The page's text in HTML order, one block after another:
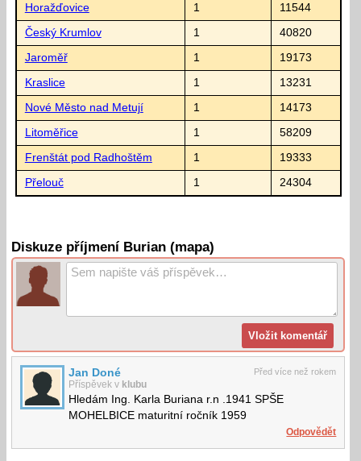
Horažďovice 1 11544
Český Krumlov 1 40820
Jaroměř 1 19173
Kraslice 1 13231
Nové Město nad Metují 1 14173
Litoměřice 1 58209
Frenštát pod Radhoštěm 1 19333
Přelouč 1 24304
Diskuze příjmení Burian (mapa)
Před více než rokem
Jan Doné
Příspěvek v klubu
Hledám Ing. Karla Buriana r.n .1941 SPŠE
MOHELBICE maturitní ročník 1959
Odpovědět